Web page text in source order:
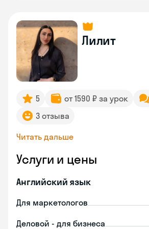
Лилит
5 от 1590 ₽ за урок
3 отзыва
Читать дальше
Услуги и цены
Английский язык
Для маркетологов
Деловой - для бизнеса